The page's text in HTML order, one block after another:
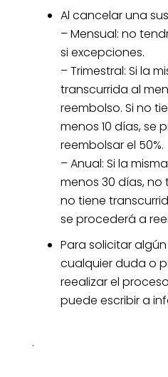
Al cancelar una
– Mensual: no
si excepciones.
– Trimestral: Si la
transcurrida al
reembolso. Si no
menos 10 días, se
reembolsar el 50%.
– Anual: Si la
menos 30 días, no
no tiene
se procederá a
Para solicitar
cualquier duda o
reealizar el
puede escribir a
.